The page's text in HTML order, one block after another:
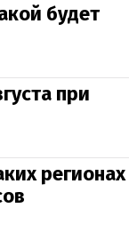
будет
при
регионах